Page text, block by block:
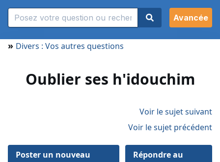
Avancée
» Divers : Vos autres questions
Oublier ses h'idouchim
Voir le sujet suivant
Voir le sujet précédent
Poster un nouveau
Répondre au